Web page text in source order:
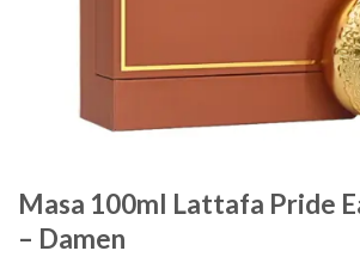
Masa 100ml Lattafa Pride
– Damen